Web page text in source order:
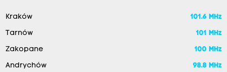
Kraków 101.6 MHz
Tarnów 101 MHz
Zakopane 100 MHz
Andrychów 98.8 MHz